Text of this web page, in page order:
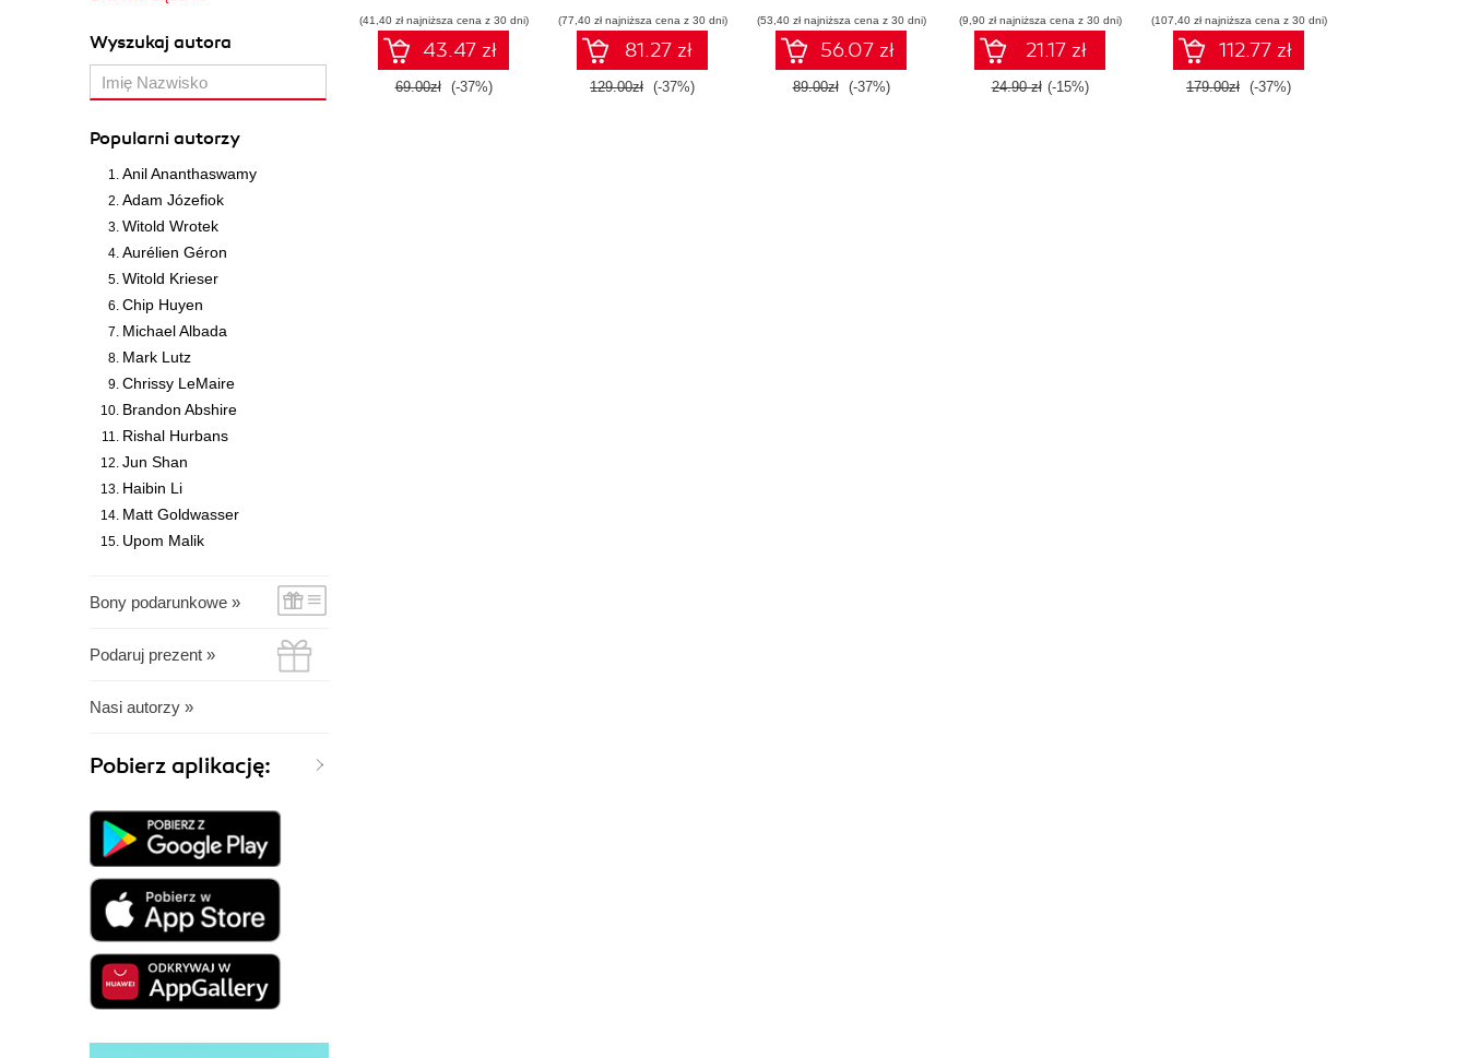
Wyszukaj autora
Popularni autorzy
Anil Ananthaswamy
Adam Józefiok
Witold Wrotek
Aurélien Géron
Witold Krieser
Chip Huyen
Michael Albada
Mark Lutz
Chrissy LeMaire
Brandon Abshire
Rishal Hurbans
Jun Shan
Haibin Li
Matt Goldwasser
Upom Malik
Bony podarunkowe »
Podaruj prezent »
Nasi autorzy »
Pobierz aplikację:
(41,40 zł najniższa cena z 30 dni)
43.47 zł
69.00zł (-37%)
(77,40 zł najniższa cena z 30 dni)
81.27 zł
129.00zł (-37%)
Wydanie III
(53,40 zł najniższa cena z 30 dni)
56.07 zł
89.00zł (-37%)
(9,90 zł najniższa cena z 30 dni)
21.17 zł
24.90 zł (-15%)
(107,40 zł najniższa cena z 30 dni)
112.77 zł
179.00zł (-37%)